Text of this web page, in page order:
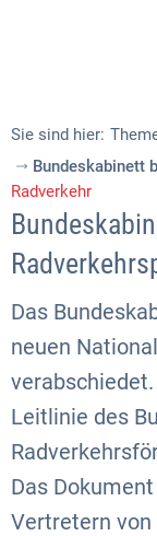
Sie sind hier:
Bundeskabinett
Radverkehr
Das
neuen
Leitlinie des
Das
Vertretern von